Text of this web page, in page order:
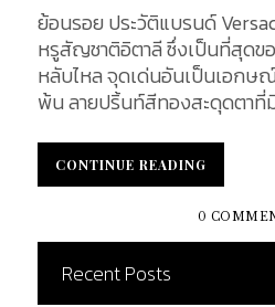
ย้อนรอย ประวัติ​แบรนด์​
หรูสัญชาติอิตาลี ซึ่งเป็นที่สุดข
หลับไหล จุดเด่นอันเป็นเอกษ
พ้น ลายปริ้นท์สีทองสะดุดตาที่
ใครหลายๆ คนต่างจินตนาการ
ราคาแพง จนได้รับฉายา "ราชว
CONTINUE READING
CONTINUE READING
0
Recent Posts